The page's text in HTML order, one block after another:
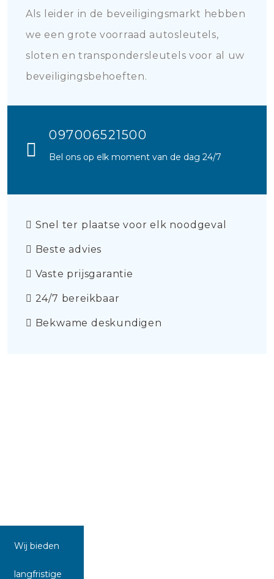
Als leider in de beveiligingsmarkt hebben
we een grote voorraad autosleutels,
sloten en transpondersleutels voor al uw
beveiligingsbehoeften.
097006521500
Bel ons op elk moment van de dag 24/7
Snel ter plaatse voor elk noodgeval
Beste advies
Vaste prijsgarantie
24/7 bereikbaar
Bekwame deskundigen
Wij bieden
langfristige